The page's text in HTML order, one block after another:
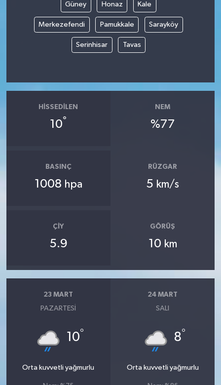
Güney Honaz Kale
Merkezefendi Pamukkale Sarayköy
Serinhisar Tavas
HISSEDILEN
10°
NEM
%77
BASINÇ
1008 hpa
RÜZGAR
5 km/s
ÇIY
5.9
GÖRÜŞ
10 km
23 MART
PAZARTESI
10°
Orta kuvvetli yağmurlu
24 MART
SALI
8°
Orta kuvvetli yağmurlu